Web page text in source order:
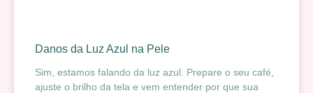
Danos da Luz Azul na Pele
Sim, estamos falando da luz azul. Prepare o seu café,
ajuste o brilho da tela e vem entender por que sua